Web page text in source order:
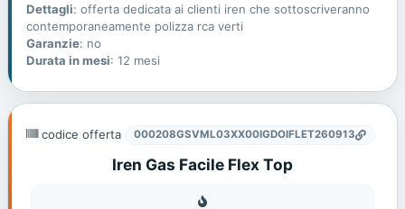
Dettagli: offerta dedicata ai clienti iren che sottoscriveranno
contemporaneamente polizza rca verti
Garanzie: no
Durata in mesi: 12 mesi
codice offerta 000208GSVML03XX00IGDOIFLET260913
Iren Gas Facile Flex Top
Gas